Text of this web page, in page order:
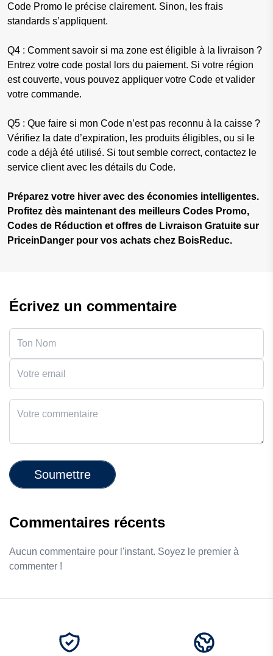
Code Promo le précise clairement. Sinon, les frais
standards s’appliquent.
Q4 : Comment savoir si ma zone est éligible à la livraison ?
Entrez votre code postal lors du paiement. Si votre région
est couverte, vous pouvez appliquer votre Code et valider
votre commande.
Q5 : Que faire si mon Code n’est pas reconnu à la caisse ?
Vérifiez la date d’expiration, les produits éligibles, ou si le
code a déjà été utilisé. Si tout semble correct, contactez le
service client avec les détails du Code.
Préparez votre hiver avec des économies intelligentes.
Profitez dès maintenant des meilleurs Codes Promo,
Codes de Réduction et offres de Livraison Gratuite sur
PriceinDanger pour vos achats chez BoisReduc.
Écrivez un commentaire
Soumettre
Commentaires récents
Aucun commentaire pour l'instant. Soyez le premier à
commenter !